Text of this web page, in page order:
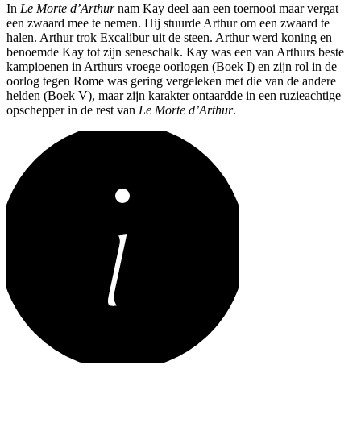
In Le Morte d’Arthurnam Kay deel aan een toernooi maar vergat
een zwaard mee te nemen. Hij stuurde Arthur om een zwaard te
halen. Arthur trok Excalibur uit de steen. Arthur werd koning en
benoemde Kay tot zijn seneschalk. Kay was een van Arthurs beste
kampioenen in Arthurs vroege oorlogen (Boek I) en zijn rol in de
oorlog tegen Rome was gering vergeleken met die van de andere
helden (Boek V), maar zijn karakter ontaardde in een ruzieachtige
opschepper in de rest van Le Morte d’Arthur.